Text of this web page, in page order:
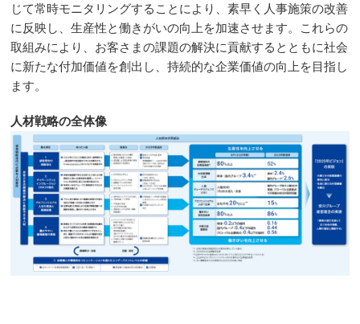
じて常時モニタリングすることにより、素早く人事施策の改善
に反映し、生産性と働きがいの向上を加速させます。これらの
取組みにより、お客さまの課題の解決に貢献するとともに社会
に新たな付加価値を創出し、持続的な企業価値の向上を目指し
ます。
人材戦略の全体像